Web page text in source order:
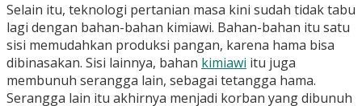
Selain itu, teknologi pertanian masa kini sudah tidak tabu
lagi dengan bahan-bahan kimiawi. Bahan-bahan itu satu
sisi memudahkan produksi pangan, karena hama bisa
dibinasakan. Sisi lainnya, bahan kimiawi itu juga
membunuh serangga lain, sebagai tetangga hama.
Serangga lain itu akhirnya menjadi korban yang dibunuh